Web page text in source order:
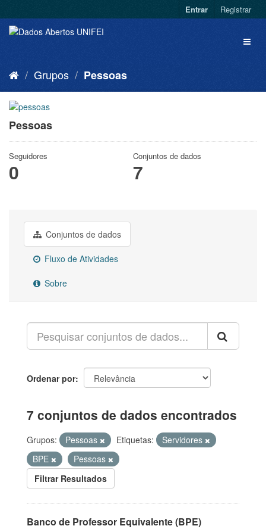
Entrar Registrar
Grupos Pessoas
Pessoas
Seguidores
0
Conjuntos de dados
7
Conjuntos de dados
Fluxo de Atividades
Sobre
Ordenar por
7 conjuntos de dados encontrados
Grupos: Pessoas Etiquetas:
Servidores
BPE
Pessoas
Filtrar Resultados
Banco de Professor Equivalente (BPE)